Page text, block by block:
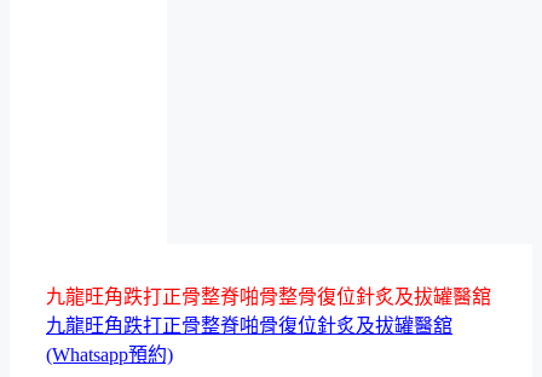
九龍旺角跌打正骨整脊啪骨整骨復位針炙及拔罐醫舘
九龍旺角跌打正骨整脊啪骨復位針炙及拔罐醫舘
(Whatsapp預約)